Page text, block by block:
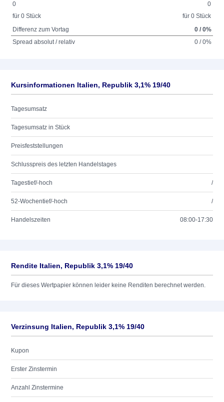
0
für 0 Stück
0
für 0 Stück
Differenz zum Vortag
0 / 0%
Spread absolut / relativ
0 / 0%
Kursinformationen Italien, Republik 3,1% 19/40
Tagesumsatz
Tagesumsatz in Stück
Preisfeststellungen
Schlusspreis des letzten Handelstages
Tagestief/-hoch /
52-Wochentief/-hoch /
Handelszeiten 08:00-17:30
Rendite Italien, Republik 3,1% 19/40
Für dieses Wertpapier können leider keine Renditen berechnet werden.
Verzinsung Italien, Republik 3,1% 19/40
Kupon
Erster Zinstermin
Anzahl Zinstermine